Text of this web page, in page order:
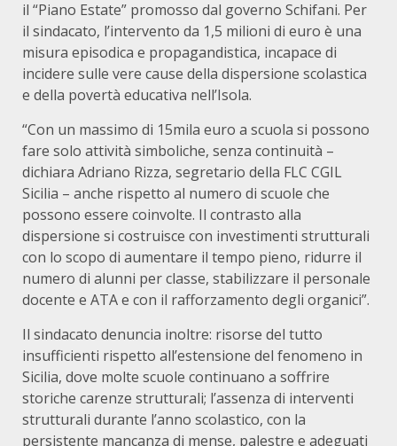
il “Piano Estate” promosso dal governo Schifani. Per
il sindacato, l’intervento da 1,5 milioni di euro è una
misura episodica e propagandistica, incapace di
incidere sulle vere cause della dispersione scolastica
e della povertà educativa nell’Isola.
“Con un massimo di 15mila euro a scuola si possono
fare solo attività simboliche, senza continuità –
dichiara Adriano Rizza, segretario della FLC CGIL
Sicilia – anche rispetto al numero di scuole che
possono essere coinvolte. Il contrasto alla
dispersione si costruisce con investimenti strutturali
con lo scopo di aumentare il tempo pieno, ridurre il
numero di alunni per classe, stabilizzare il personale
docente e ATA e con il rafforzamento degli organici”.
Il sindacato denuncia inoltre: risorse del tutto
insufficienti rispetto all’estensione del fenomeno in
Sicilia, dove molte scuole continuano a soffrire
storiche carenze strutturali; l’assenza di interventi
strutturali durante l’anno scolastico, con la
persistente mancanza di mense, palestre e adeguati